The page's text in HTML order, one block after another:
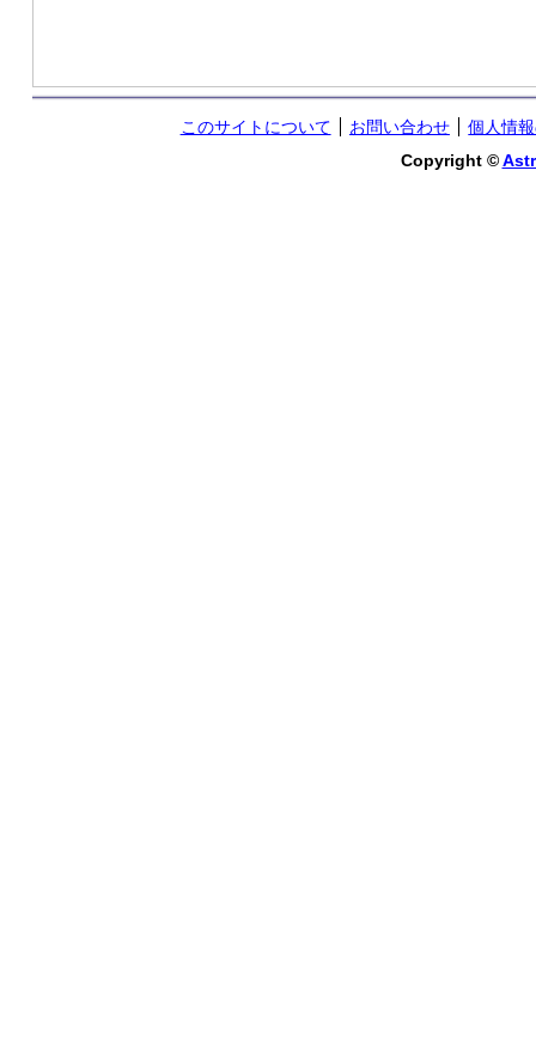
このサイトについて お問い合わせ
個人情
Copyright ©